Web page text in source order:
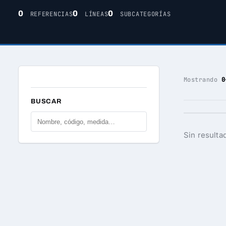
0 REFERENCIAS0 LÍNEAS0 SUBCATEGORÍAS
BUSCAR
Mostrando
Sin